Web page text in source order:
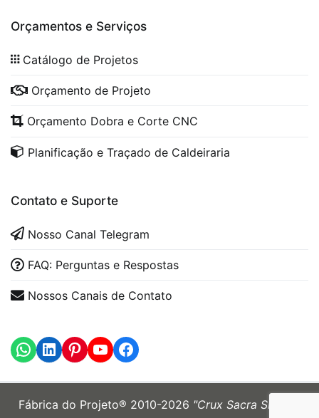
Orçamentos e Serviços
Catálogo de Projetos
Orçamento de Projeto
Orçamento Dobra e Corte CNC
Planificação e Traçado de Caldeiraria
Contato e Suporte
Nosso Canal Telegram
FAQ: Perguntas e Respostas
Nossos Canais de Contato
WhatsApp
LinkedInhttps://
Fábrica do Projeto® 2010-2026 "Crux Sacra Sit Mihi